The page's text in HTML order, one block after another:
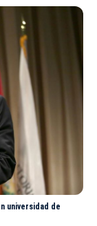
universidad de